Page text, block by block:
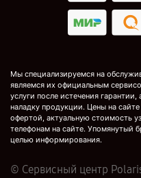
Мы специализируемся на
являемся их официальным
услуги после истечения
наладку продукции. Цены на
офертой, актуальную стоимость
телефонам на сайте. Упомянутый
целью информирования.
© Сервисный центр